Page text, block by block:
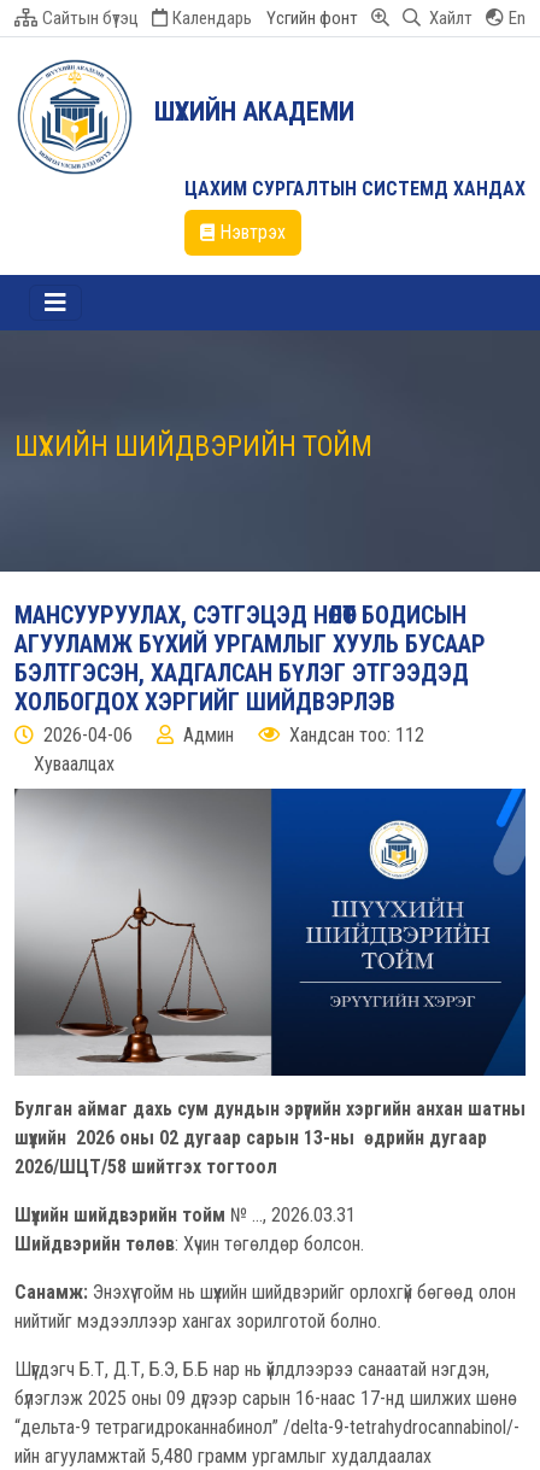
Сайтын бүтэц Календарь Үсгийн фонт Хайлт En
ШҮҮХИЙН АКАДЕМИ
ЦАХИМ СУРГАЛТЫН СИСТЕМД ХАНДАХ
Нэвтрэх
ШҮҮХИЙН ШИЙДВЭРИЙН ТОЙМ
МАНСУУРУУЛАХ, СЭТГЭЦЭД НӨЛӨӨТ БОДИСЫН
АГУУЛАМЖ БҮХИЙ УРГАМЛЫГ ХУУЛЬ БУСААР
БЭЛТГЭСЭН, ХАДГАЛСАН БҮЛЭГ ЭТГЭЭДЭД
ХОЛБОГДОХ ХЭРГИЙГ ШИЙДВЭРЛЭВ
2026-04-06 Админ
Хандсан тоо: 112
Хуваалцах
Булган аймаг дахь сум дундын эрүүгийн хэргийн анхан шатны
шүүхийн 2026 оны 02 дугаар сарын 13-ны өдрийн дугаар
2026/ШЦТ/58 шийтгэх тогтоол
Шүүхийн шийдвэрийн тойм № …, 2026.03.31
Шийдвэрийн төлөв: Хүчин төгөлдөр болсон.
Санамж: Энэхүү тойм нь шүүхийн шийдвэрийг орлохгүй бөгөөд олон
нийтийг мэдээллээр хангах зорилготой болно.
Шүүгдэгч Б.Т, Д.Т, Б.Э, Б.Б нар нь үйлдлээрээ санаатай нэгдэн,
бүлэглэж 2025 оны 09 дүгээр сарын 16-наас 17-нд шилжих шөнө
“дельта-9 тетрагидроканнабинол” /delta-9-tetrahydrocannabinol/-
ийн агууламжтай 5,480 грамм ургамлыг худалдаалах